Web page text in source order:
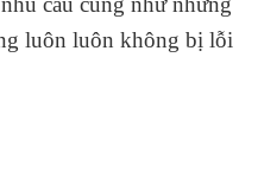
luôn luôn không bị lỗi